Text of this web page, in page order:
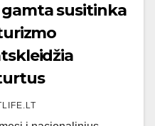
susitinka